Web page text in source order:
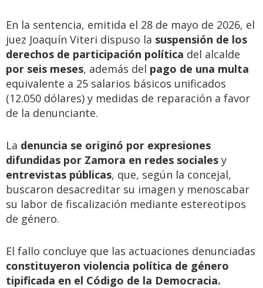
En la sentencia, emitida el 28 de mayo de 2026, el
juez Joaquín Viteri dispuso la suspensión de los
derechos de participación política del alcalde
por seis meses, además del pago de una multa
equivalente a 25 salarios básicos unificados
(12.050 dólares) y medidas de reparación a favor
de la denunciante.
La denuncia se originó por expresiones
difundidas por Zamora en redes sociales y
entrevistas públicas, que, según la concejal,
buscaron desacreditar su imagen y menoscabar
su labor de fiscalización mediante estereotipos
de género.
El fallo concluye que las actuaciones denunciadas
constituyeron violencia política de género
tipificada en el Código de la Democracia.